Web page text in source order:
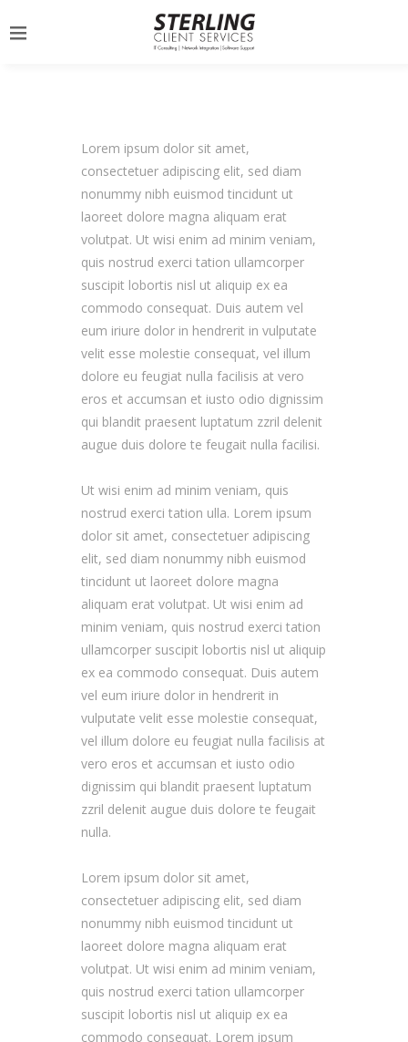
Lorem ipsum dolor sit amet,
consectetuer adipiscing elit, sed diam
nonummy nibh euismod tincidunt ut
laoreet dolore magna aliquam erat
volutpat. Ut wisi enim ad minim veniam,
quis nostrud exerci tation ullamcorper
suscipit lobortis nisl ut aliquip ex ea
commodo consequat. Duis autem vel
eum iriure dolor in hendrerit in vulputate
velit esse molestie consequat, vel illum
dolore eu feugiat nulla facilisis at vero
eros et accumsan et iusto odio dignissim
qui blandit praesent luptatum zzril delenit
augue duis dolore te feugait nulla facilisi.
Ut wisi enim ad minim veniam, quis
nostrud exerci tation ulla. Lorem ipsum
dolor sit amet, consectetuer adipiscing
elit, sed diam nonummy nibh euismod
tincidunt ut laoreet dolore magna
aliquam erat volutpat. Ut wisi enim ad
minim veniam, quis nostrud exerci tation
ullamcorper suscipit lobortis nisl ut aliquip
ex ea commodo consequat. Duis autem
vel eum iriure dolor in hendrerit in
vulputate velit esse molestie consequat,
vel illum dolore eu feugiat nulla facilisis at
vero eros et accumsan et iusto odio
dignissim qui blandit praesent luptatum
zzril delenit augue duis dolore te feugait
nulla.
Lorem ipsum dolor sit amet,
consectetuer adipiscing elit, sed diam
nonummy nibh euismod tincidunt ut
laoreet dolore magna aliquam erat
volutpat. Ut wisi enim ad minim veniam,
quis nostrud exerci tation ullamcorper
suscipit lobortis nisl ut aliquip ex ea
commodo consequat. Lorem ipsum